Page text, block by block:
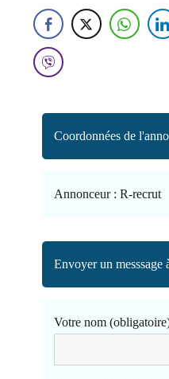
Coordonnées de
Annonceur : R-recrut
Envoyer un messsage
Votre nom